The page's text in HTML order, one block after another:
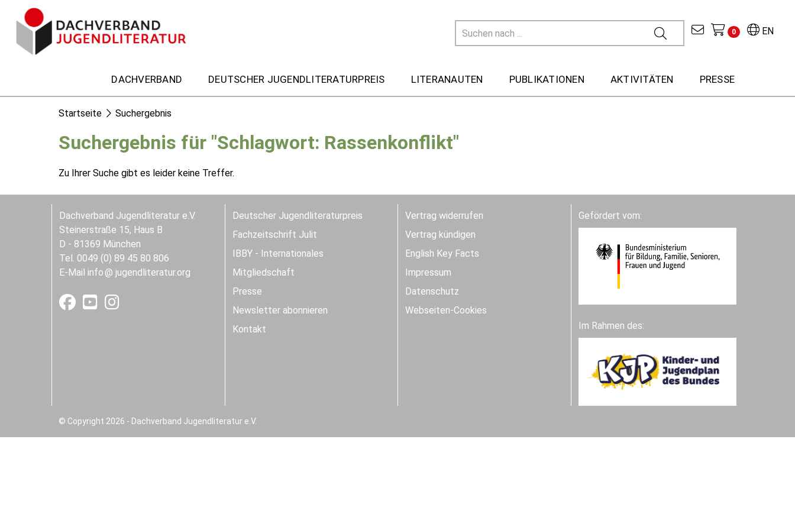
EN
0
DACHVERBAND DEUTSCHER JUGENDLITERATURPREIS LITERANAUTEN PUBLIKATIONEN AKTIVITÄTEN PRESSE
Startseite Suchergebnis
Suchergebnis für "Schlagwort: Rassenkonflikt"
Zu Ihrer Suche gibt es leider keine Treffer.
Dachverband Jugendliteratur e.V.
Steinerstraße 15, Haus B
D - 81369 München
Tel. 0049 (0) 89 45 80 806
E-Mail info jugendliteratur.org
Deutscher Jugendliteraturpreis
Fachzeitschrift Julit
IBBY - Internationales
Mitgliedschaft
Presse
Newsletter abonnieren
Kontakt
Vertrag widerrufen
Vertrag kündigen
English Key Facts
Impressum
Datenschutz
Webseiten-Cookies
Gefördert vom:
Im Rahmen des:
© Copyright 2026 - Dachverband Jugendliteratur e.V.